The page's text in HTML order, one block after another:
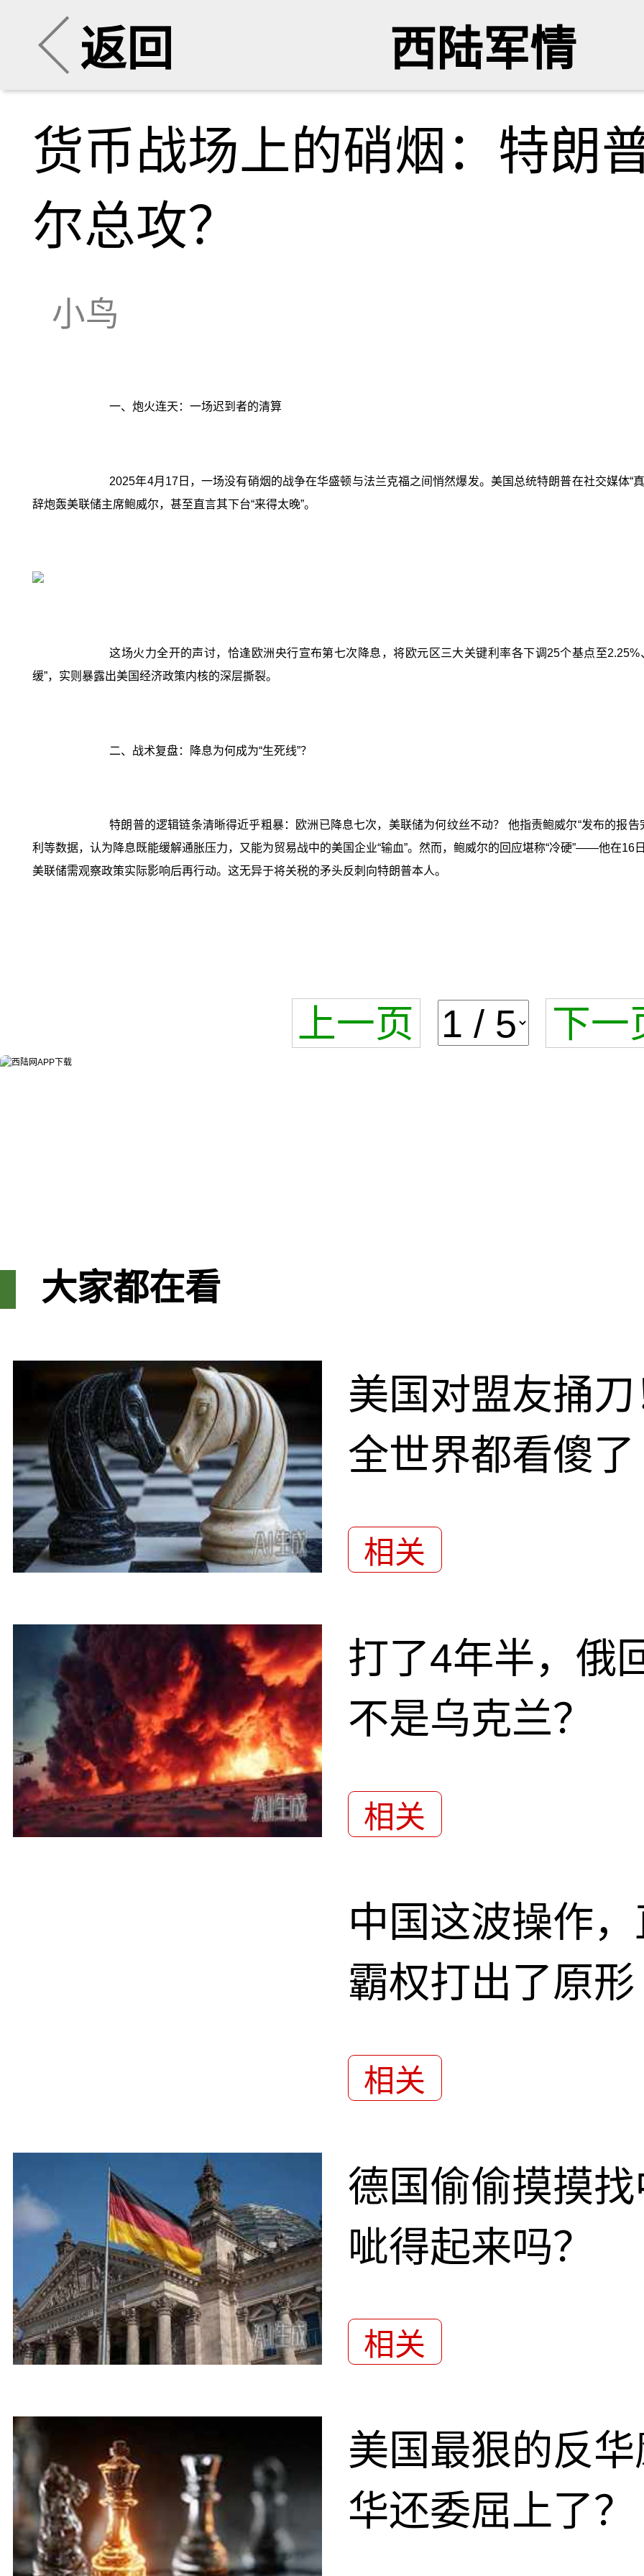
返回 西陆军情
货币战场上的硝烟：特朗
尔总攻？
小鸟
一、炮火连天：一场迟到者的清算
2025年4月17日，一场没有硝烟的战争在华盛顿与法兰克福之间悄然爆发。美国总统特朗普在社交媒体“
辞炮轰美联储主席鲍威尔，甚至直言其下台“来得太晚”。
这场火力全开的声讨，恰逢欧洲央行宣布第七次降息，将欧元区三大关键利率各下调25个基点至
缓”，实则暴露出美国经济政策内核的深层撕裂。
二、战术复盘：降息为何成为“生死线”？
特朗普的逻辑链条清晰得近乎粗暴：欧洲已降息七次，美联储为何纹丝不动？ 他指责鲍威尔“发布的报
利等数据，认为降息既能缓解通胀压力，又能为贸易战中的美国企业“输血”。然而，鲍威尔的回应堪称“冷硬”——他在
美联储需观察政策实际影响后再行动。这无异于将关税的矛头反刺向特朗普本人。
上一页 下一
大家都在看
美国对盟友捅
全世界都看傻了
相关
打了4年半，俄
不是乌克兰？
相关
中国这波操作
霸权打出了原形
相关
德国偷偷摸摸找
呲得起来吗？
相关
美国最狠的反
华还委屈上了？